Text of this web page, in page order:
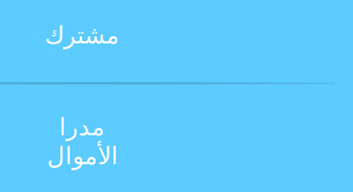
مشترك
مدرا
الأموال